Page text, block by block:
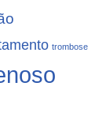
trombose